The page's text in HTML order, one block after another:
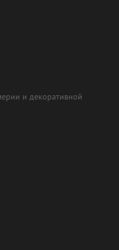
и декоративной